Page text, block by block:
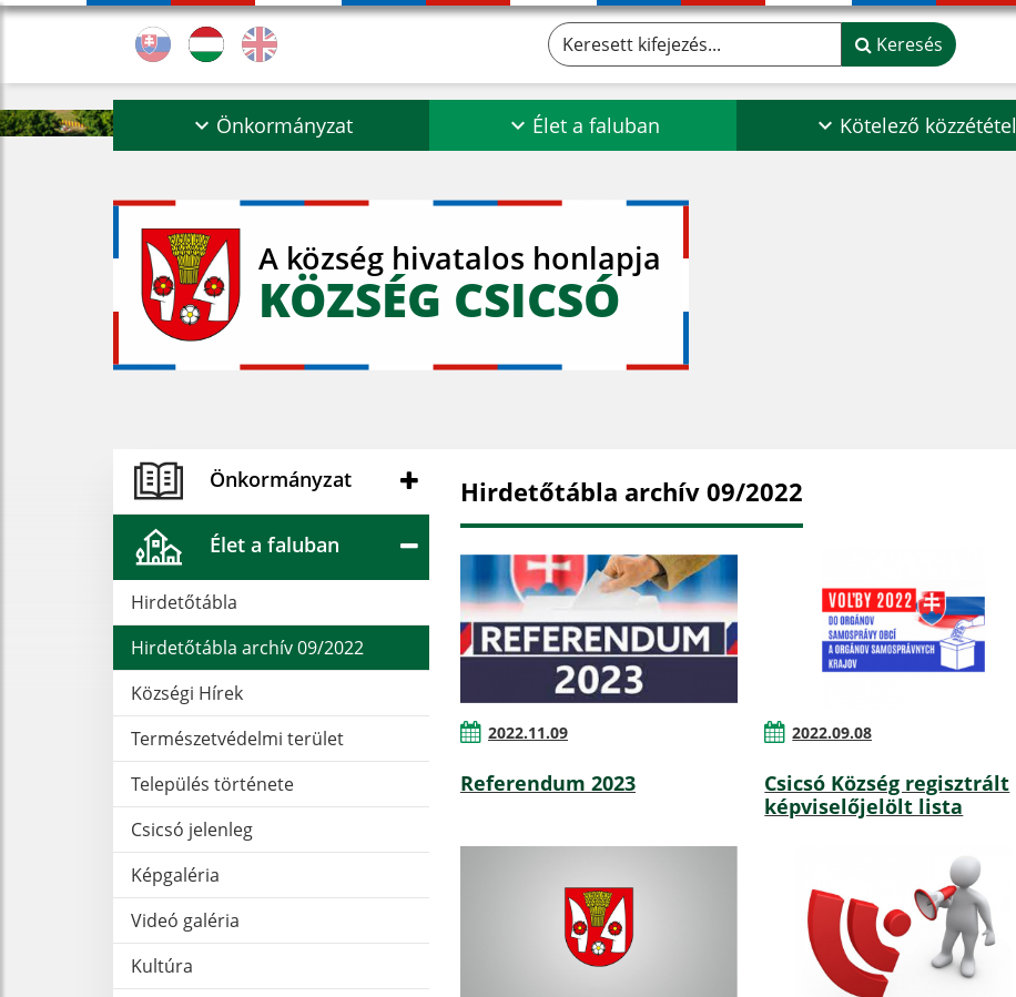
Keresett kifejezés... Keresés
Önkormányzat Élet a faluban Kötelező közzététel
A község hivatalos honlapja
KÖZSÉG CSICSÓ
Önkormányzat
Élet a faluban
Hirdetőtábla
Hirdetőtábla archív 09/2022
Községi Hírek
Természetvédelmi terület
Település története
Csicsó jelenleg
Képgaléria
Videó galéria
Kultúra
Hirdetőtábla archív 09/2022
2022.11.09
Referendum 2023
2022.09.08
Csicsó Község regisztrált
képviselőjelölt lista